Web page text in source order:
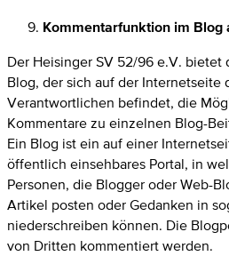
Kommentarfunktion im Blog
Der Heisinger SV 52/96 e.V. bietet
Blog, der sich auf der Internetseite
Verantwortlichen befindet, die
Kommentare zu einzelnen Blog-
Ein Blog ist ein auf einer
öffentlich einsehbares Portal, in
Personen, die Blogger oder Web-
Artikel posten oder Gedanken in
niederschreiben können. Die
von Dritten kommentiert werden.